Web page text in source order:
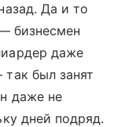
Да и то
бизнесмен
даже
был занят
даже не
дней подряд.